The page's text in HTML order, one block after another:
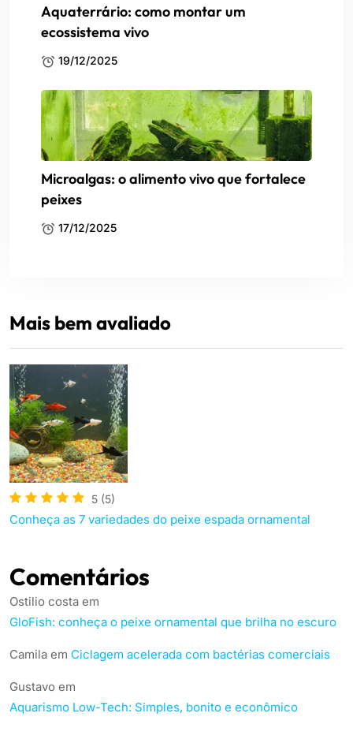
Aquaterrário: como montar um
ecossistema vivo
19/12/2025
Microalgas: o alimento vivo que fortalece
peixes
17/12/2025
Mais bem avaliado
5 (5)
Conheça as 7 variedades do peixe espada ornamental
Comentários
Ostilio costa em
GloFish: conheça o peixe ornamental que brilha no escuro
Camila em Ciclagem acelerada com bactérias comerciais
Gustavo em
Aquarismo Low-Tech: Simples, bonito e econômico